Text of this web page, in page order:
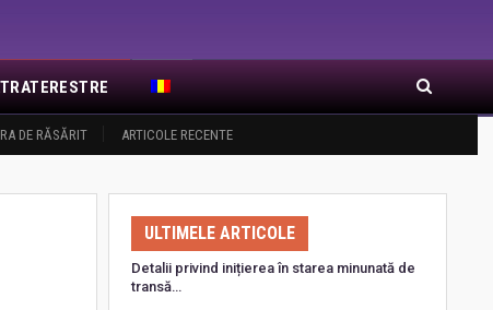
DE RĂSĂRIT ARTICOLE RECENTE
ULTIMELE ARTICOLE
Detalii privind inițierea în starea minunată de
transă…